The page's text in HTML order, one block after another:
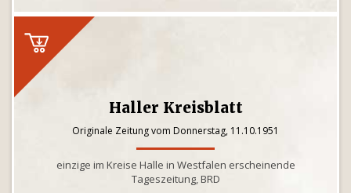
Haller Kreisblatt
Originale Zeitung vom Donnerstag, 11.10.1951
einzige im Kreise Halle in Westfalen erscheinende
Tageszeitung, BRD